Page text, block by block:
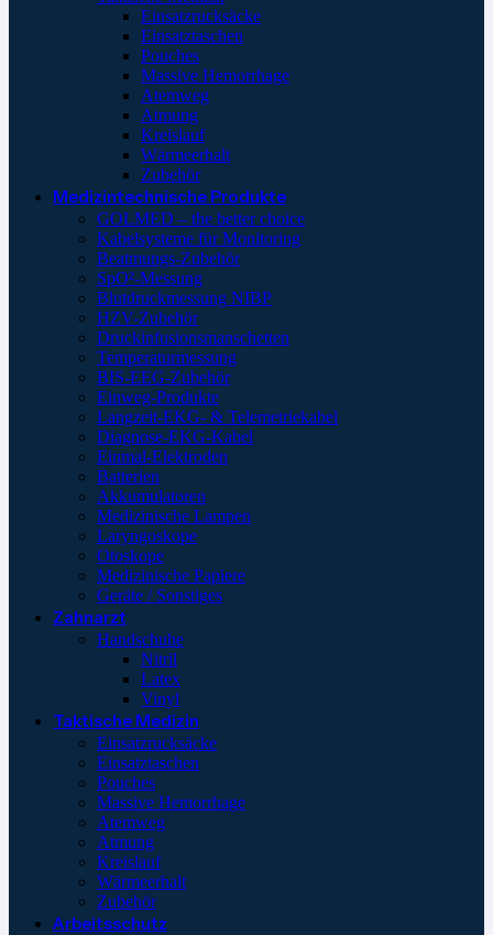
Einsatzrucksäcke
Einsatztaschen
Pouches
Massive Hemorrhage
Atemweg
Atmung
Kreislauf
Wärmeerhalt
Zubehör
Medizintechnische Produkte
GOLMED – the better choice
Kabelsysteme für Monitoring
Beatmungs-Zubehör
SpO²-Messung
Blutdruckmessung NIBP
HZV-Zubehör
Druckinfusionsmanschetten
Temperaturmessung
BIS-EEG-Zubehör
Einweg-Produkte
Langzeit-EKG- & Telemetriekabel
Diagnose-EKG-Kabel
Einmal-Elektroden
Batterien
Akkumulatoren
Medizinische Lampen
Laryngoskope
Otoskope
Medizinische Papiere
Geräte / Sonstiges
Zahnarzt
Handschuhe
Nitril
Latex
Vinyl
Taktische Medizin
Einsatzrucksäcke
Einsatztaschen
Pouches
Massive Hemorrhage
Atemweg
Atmung
Kreislauf
Wärmeerhalt
Zubehör
Arbeitsschutz